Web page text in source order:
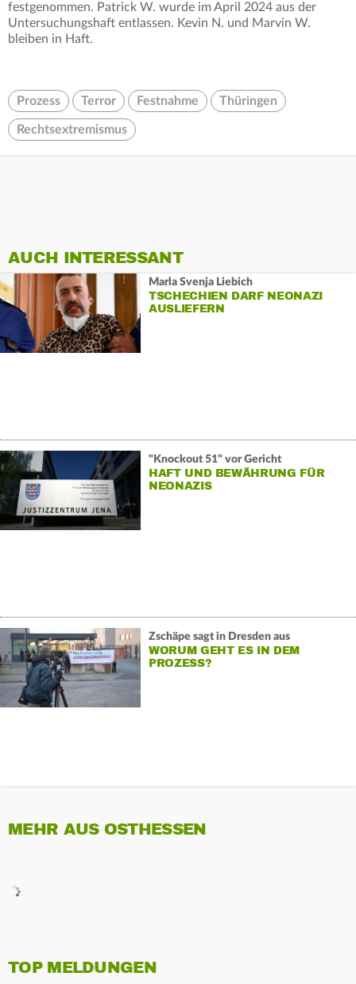
festgenommen. Patrick W. wurde im April 2024 aus der
Untersuchungshaft entlassen. Kevin N. und Marvin W.
bleiben in Haft.
Prozess Terror Festnahme Thüringen
Rechtsextremismus
AUCH INTERESSANT
Marla Svenja Liebich
TSCHECHIEN DARF NEONAZI
AUSLIEFERN
"Knockout 51" vor Gericht
HAFT UND BEWÄHRUNG FÜR
NEONAZIS
Zschäpe sagt in Dresden aus
WORUM GEHT ES IN DEM
PROZESS?
MEHR AUS OSTHESSEN
TOP MELDUNGEN